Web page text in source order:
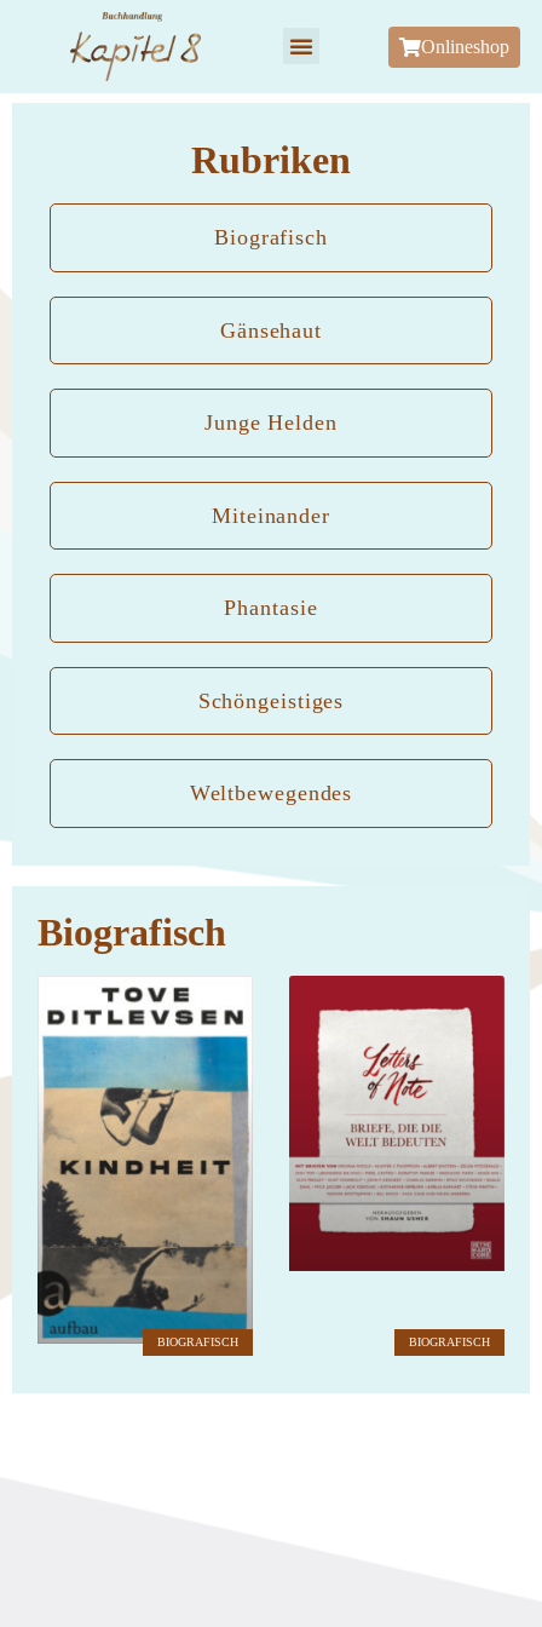
Rubriken
Biografisch
Gänsehaut
Junge Helden
Miteinander
Phantasie
Schöngeistiges
Weltbewegendes
Biografisch
BIOGRAFISCH BIOGRAFISCH
Onlineshop